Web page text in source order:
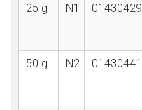
25 g N1 01430429
50 g N2 01430441